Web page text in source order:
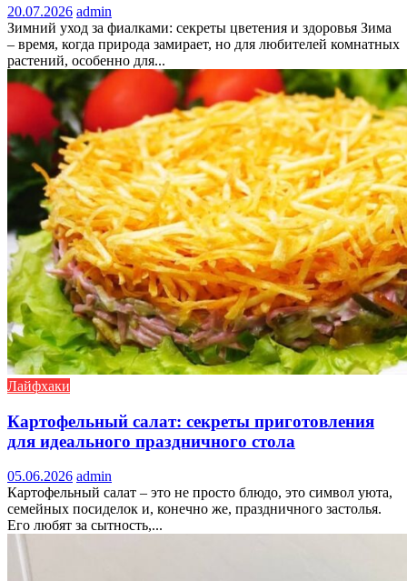
20.07.2026 admin
Зимний уход за фиалками: секреты цветения и здоровья Зима
– время, когда природа замирает, но для любителей комнатных
растений, особенно для...
Лайфхаки
Картофельный салат: секреты приготовления
для идеального праздничного стола
05.06.2026 admin
Картофельный салат – это не просто блюдо, это символ уюта,
семейных посиделок и, конечно же, праздничного застолья.
Его любят за сытность,...